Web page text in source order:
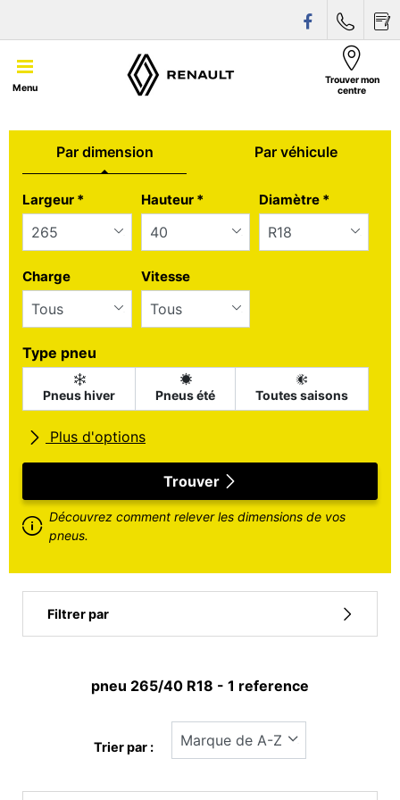
Menu
Trouver mon
centre
Par dimension Par véhicule
Tab updated: Par dimension
Largeur * Hauteur * Diamètre *
Charge Vitesse
Type pneu
Pneus hiver Pneus été Toutes saisons
Plus d'options
Toutes marques
Type de véhicule
Run flat
Trouver
Découvrez comment relever les dimensions de vos
pneus.
Filtrer par
Type pneu
Hiver (0)
pneu ‎265/40 R18 - 1 reference
Trier par :